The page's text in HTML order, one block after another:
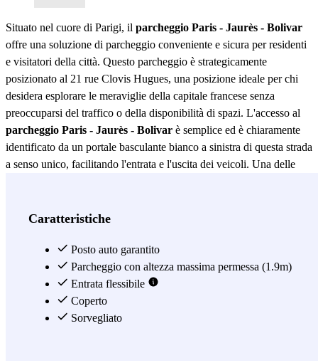
Situato nel cuore di Parigi, il parcheggio Paris - Jaurès - Bolivar
offre una soluzione di parcheggio conveniente e sicura per residenti
e visitatori della città. Questo parcheggio è strategicamente
posizionato al 21 rue Clovis Hugues, una posizione ideale per chi
desidera esplorare le meraviglie della capitale francese senza
preoccuparsi del traffico o della disponibilità di spazi. L'accesso al
parcheggio Paris - Jaurès - Bolivar è semplice ed è chiaramente
identificato da un portale basculante bianco a sinistra di questa strada
a senso unico, facilitando l'entrata e l'uscita dei veicoli. Una delle
Zenpark. Questa segnaletica non solo garantisce che i conducenti
l'accesso sia rapido e senza complicazioni. Inoltre, la posizione del
parcheggio Paris - Jaurès - Bolivarin una strada a senso unico
minimizza il traffico e migliora la sicurezza nell'entrare e uscire dal
parcheggio. Il parcheggio Paris - Jaurès - Bolivar
una posizione privilegiata, ma fornisce anche un ambiente sicuro per
Caratteristiche
Posto auto garantito
Parcheggio con altezza massima permessa (1.9m)
Entrata flessibile
Coperto
Sorvegliato